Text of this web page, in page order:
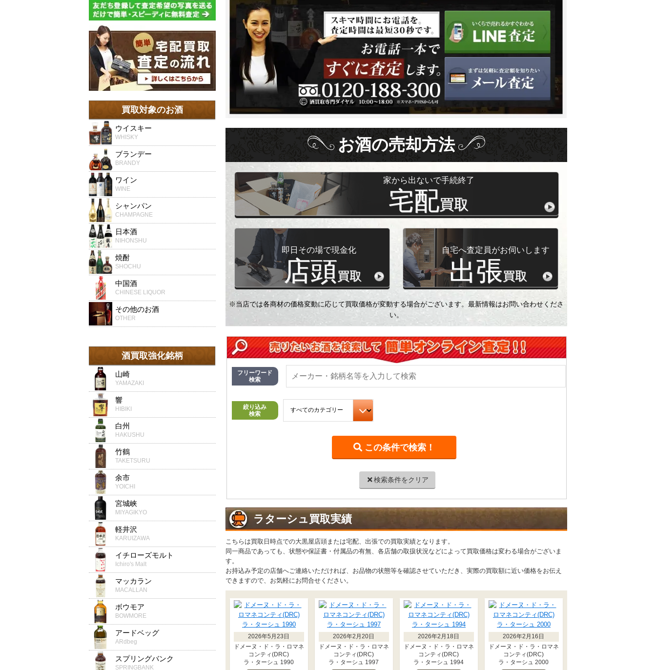
お酒の売却方法
家から出ないで手続終了
宅配買取
即日その場で現金化
店頭買取
自宅へ査定員がお伺いします
出張買取
※当店では各商材の価格変動に応じて買取価格が変動する場合がございます。最新情報はお問い合わせくださ
い。
フリーワード
検索
絞り込み
検索
検索条件をクリア
ラターシュ買取実績
こちらは買取日時点での大黒屋店頭または宅配、出張での買取実績となります。
同一商品であっても、状態や保証書・付属品の有無、各店舗の取扱状況などによって買取価格は変わる場合がございま
す。
お持込み予定の店舗へご連絡いただければ、お品物の状態等を確認させていただき、実際の買取額に近い価格をお伝え
できますので、お気軽にお問合せください。
2026年5月23日
ドメーヌ・ド・ラ・ロマネ
コンティ(DRC)
ラ・ターシュ 1990
2026年2月20日
ドメーヌ・ド・ラ・ロマネ
コンティ(DRC)
ラ・ターシュ 1997
2026年2月18日
ドメーヌ・ド・ラ・ロマネ
コンティ(DRC)
ラ・ターシュ 1994
2026年2月16日
ドメーヌ・ド・ラ・ロマネ
コンティ(DRC)
ラ・ターシュ 2000
買取対象のお酒
ウイスキー
WHISKY
ブランデー
BRANDY
ワイン
WINE
シャンパン
CHAMPAGNE
日本酒
NIHONSHU
焼酎
SHOCHU
中国酒
CHINESE LIQUOR
その他のお酒
OTHER
酒買取強化銘柄
山崎
YAMAZAKI
響
HIBIKI
白州
HAKUSHU
竹鶴
TAKETSURU
余市
YOICHI
宮城峡
MIYAGIKYO
軽井沢
KARUIZAWA
イチローズモルト
Ichiro's Malt
マッカラン
MACALLAN
ボウモア
BOWMORE
アードベッグ
ARdbeg
スプリングバンク
SPRINGBANK